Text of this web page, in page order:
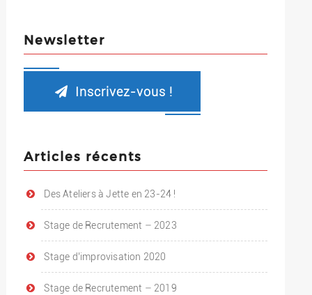
Newsletter
Inscrivez-vous !
Articles récents
Des Ateliers à Jette en 23-24 !
Stage de Recrutement – 2023
Stage d’improvisation 2020
Stage de Recrutement – 2019